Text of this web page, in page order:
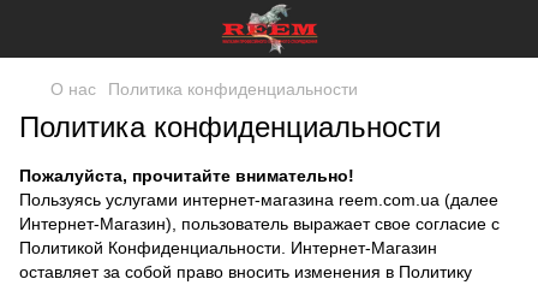
О нас Политика конфиденциальности
Политика конфиденциальности
Пожалуйста, прочитайте внимательно!
Пользуясь услугами интернет-магазина reem.com.ua (далее
Интернет-Магазин), пользователь выражает свое согласие с
Политикой Конфиденциальности. Интернет-Магазин
оставляет за собой право вносить изменения в Политику